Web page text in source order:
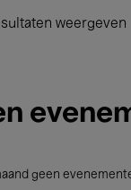
weergeven
geen